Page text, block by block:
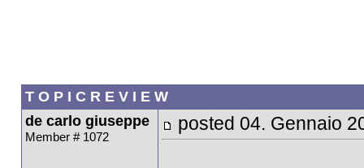
T O P I C R E V I E W
de carlo giuseppe
Member # 1072
posted 04. Gennaio